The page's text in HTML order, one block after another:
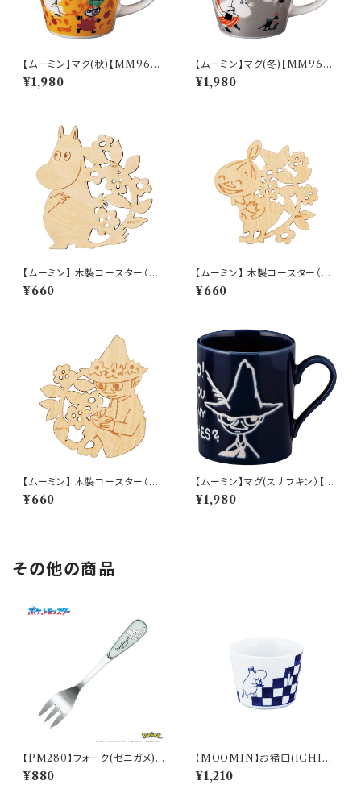
【ムーミン】マグ(秋)【MM960
0】MM9603-11
¥1,980
【ムーミン】マグ(冬)【MM960
0】MM9604-11
¥1,980
【ムーミン】 木製コースター（ム
ーミン）【木製コースター】
¥660
【ムーミン】 木製コースター（リト
ルミイ）【木製コースター】
¥660
【ムーミン】 木製コースター（ス
ナフキン）【木製コースター】
¥660
【ムーミン】マグ(スナフキン）【M
M9000】MM9003-11
¥1,980
その他の商品
【PM280】フォーク(ゼニガメ)
【Daily Sketch】PM283-851
¥880
【MOOMIN】お猪口(ICHIM
ATSU)【MM20000】MM20
001-349
¥1,210